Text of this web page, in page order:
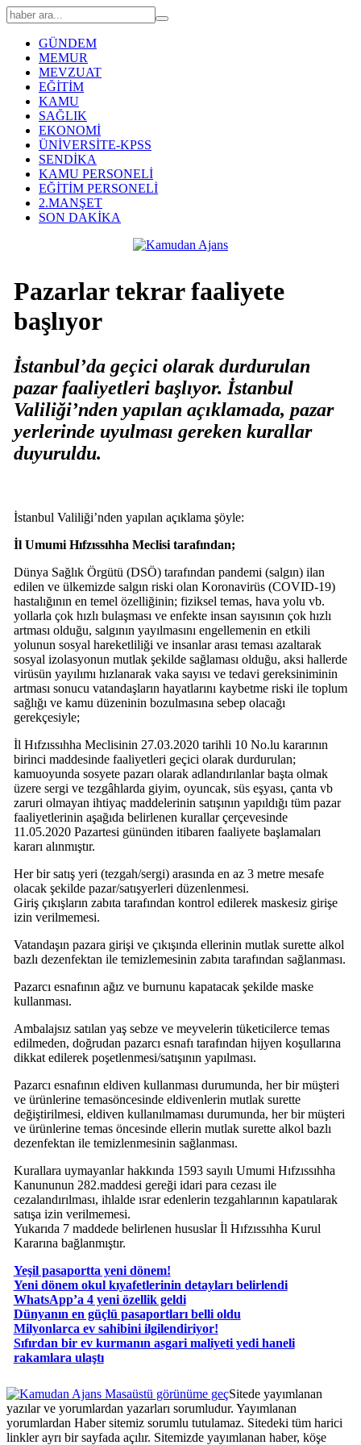
GÜNDEM
MEMUR
MEVZUAT
EĞİTİM
KAMU
SAĞLIK
EKONOMİ
ÜNİVERSİTE-KPSS
SENDİKA
KAMU PERSONELİ
EĞİTİM PERSONELİ
2.MANŞET
SON DAKİKA
Pazarlar tekrar faaliyete
başlıyor
İstanbul’da geçici olarak durdurulan
pazar faaliyetleri başlıyor. İstanbul
Valiliği’nden yapılan açıklamada, pazar
yerlerinde uyulması gereken kurallar
duyuruldu.
İstanbul Valiliği’nden yapılan açıklama şöyle:
İl Umumi Hıfzıssıhha Meclisi tarafından;
Dünya Sağlık Örgütü (DSÖ) tarafından pandemi (salgın) ilan
edilen ve ülkemizde salgın riski olan Koronavirüs (COVID-19)
hastalığının en temel özelliğinin; fiziksel temas, hava yolu vb.
yollarla çok hızlı bulaşması ve enfekte insan sayısının çok hızlı
artması olduğu, salgının yayılmasını engellemenin en etkili
yolunun sosyal hareketliliği ve insanlar arası teması azaltarak
sosyal izolasyonun mutlak şekilde sağlaması olduğu, aksi hallerde
virüsün yayılımı hızlanarak vaka sayısı ve tedavi gereksiniminin
artması sonucu vatandaşların hayatlarını kaybetme riski ile toplum
sağlığı ve kamu düzeninin bozulmasına sebep olacağı
gerekçesiyle;
İl Hıfzıssıhha Meclisinin 27.03.2020 tarihli 10 No.lu kararının
birinci maddesinde faaliyetleri geçici olarak durdurulan;
kamuoyunda sosyete pazarı olarak adlandırılanlar başta olmak
üzere sergi ve tezgâhlarda giyim, oyuncak, süs eşyası, çanta vb
zaruri olmayan ihtiyaç maddelerinin satışının yapıldığı tüm pazar
faaliyetlerinin aşağıda belirlenen kurallar çerçevesinde
11.05.2020 Pazartesi gününden itibaren faaliyete başlamaları
kararı alınmıştır.
Her bir satış yeri (tezgah/sergi) arasında en az 3 metre mesafe
olacak şekilde pazar/satışyerleri düzenlenmesi.
Giriş çıkışların zabıta tarafından kontrol edilerek maskesiz girişe
izin verilmemesi.
Vatandaşın pazara girişi ve çıkışında ellerinin mutlak surette alkol
bazlı dezenfektan ile temizlemesinin zabıta tarafından sağlanması.
Pazarcı esnafının ağız ve burnunu kapatacak şekilde maske
kullanması.
Ambalajsız satılan yaş sebze ve meyvelerin tüketicilerce temas
edilmeden, doğrudan pazarcı esnafı tarafından hijyen koşullarına
dikkat edilerek poşetlenmesi/satışının yapılması.
Pazarcı esnafının eldiven kullanması durumunda, her bir müşteri
ve ürünlerine temasöncesinde eldivenlerin mutlak surette
değiştirilmesi, eldiven kullanılmaması durumunda, her bir müşteri
ve ürünlerine temas öncesinde ellerin mutlak surette alkol bazlı
dezenfektan ile temizlenmesinin sağlanması.
Kurallara uymayanlar hakkında 1593 sayılı Umumi Hıfzıssıhha
Kanununun 282.maddesi gereği idari para cezası ile
cezalandırılması, ihlalde ısrar edenlerin tezgahlarının kapatılarak
satışa izin verilmemesi.
Yukarıda 7 maddede belirlenen hususlar İl Hıfzıssıhha Kurul
Kararına bağlanmıştır.
Yeşil pasaportta yeni dönem!
Yeni dönem okul kıyafetlerinin detayları belirlendi
WhatsApp’a 4 yeni özellik geldi
Dünyanın en güçlü pasaportları belli oldu
Milyonlarca ev sahibini ilgilendiriyor!
Sıfırdan bir ev kurmanın asgari maliyeti yedi haneli
rakamlara ulaştı
Masaüstü görünüme geçSitede yayımlanan
yazılar ve yorumlardan yazarları sorumludur. Yayımlanan
yorumlardan Haber sitemiz sorumlu tutulamaz. Sitedeki tüm harici
linkler ayrı bir sayfada açılır. Sitemizde yayımlanan haber, köşe